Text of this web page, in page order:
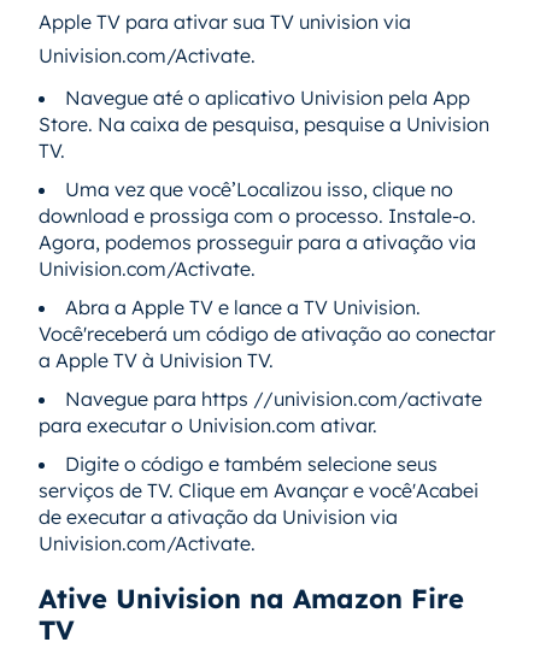
Apple TV para ativar sua TV univision via
Univision.com/Activate.
Navegue até o aplicativo Univision pela App
Store. Na caixa de pesquisa, pesquise a Univision
TV.
Uma vez que você’Localizou isso, clique no
download e prossiga com o processo. Instale-o.
Agora, podemos prosseguir para a ativação via
Univision.com/Activate.
Abra a Apple TV e lance a TV Univision.
Você'receberá um código de ativação ao conectar
a Apple TV à Univision TV.
Navegue para https //univision.com/activate
para executar o Univision.com ativar.
Digite o código e também selecione seus
serviços de TV. Clique em Avançar e você'Acabei
de executar a ativação da Univision via
Univision.com/Activate.
Ative Univision na Amazon Fire
TV